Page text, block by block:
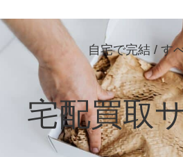
自宅で完結 / す
宅配買取